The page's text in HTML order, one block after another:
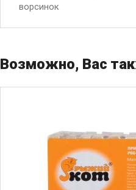
ворсинок
Возможно, Вас